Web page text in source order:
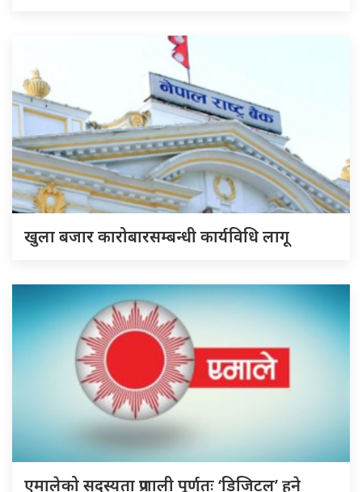
खुला बजार कारोबारसम्बन्धी कार्यविधि लागू
एमालेको सदस्यता प्रणाली पूर्णतः ‘डिजिटल’ हुने